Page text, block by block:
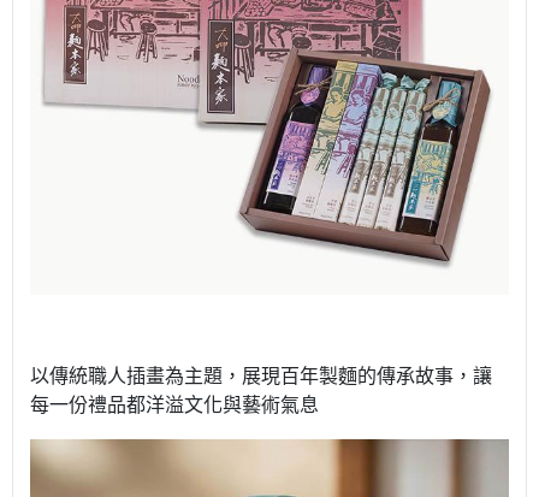
以傳統職人插畫為主題，展現百年製麵的傳承故事，讓
每一份禮品都洋溢文化與藝術氣息